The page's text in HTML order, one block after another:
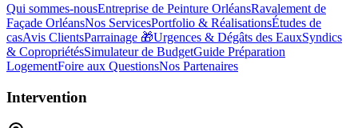
Qui sommes-nousEntreprise de Peinture OrléansRavalement de
Façade OrléansNos ServicesPortfolio & RéalisationsÉtudes de
casAvis ClientsParrainage 🎁Urgences & Dégâts des EauxSyndics
& CopropriétésSimulateur de BudgetGuide Préparation
LogementFoire aux QuestionsNos Partenaires
Intervention